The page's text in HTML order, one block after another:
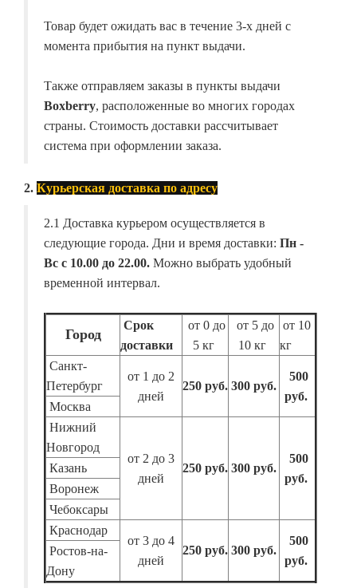
Товар будет ожидать вас в течение 3-х дней с
момента прибытия на пункт выдачи.
Также отправляем заказы в пункты выдачи
Boxberry, расположенные во многих городах
страны. Стоимость доставки рассчитывает
система при оформлении заказа.
2. Курьерская доставка по адресу
2.1 Доставка курьером осуществляется в
следующие города. Дни и время доставки: Пн -
Вс с 10.00 до 22.00. Можно выбрать удобный
временной интервал.
Город
Срок
доставки
от 0 до
5 кг
от 5 до
10 кг
от 10
кг
Санкт-
Петербург
от 1 до 2
дней
250 руб. 300 руб.
500
руб.
Москва
Нижний
Новгород
от 2 до 3
дней
250 руб. 300 руб.
500
руб.
Казань
Воронеж
Чебоксары
Краснодар
от 3 до 4
дней
250 руб. 300 руб.
500
руб.
Ростов-на-
Дону